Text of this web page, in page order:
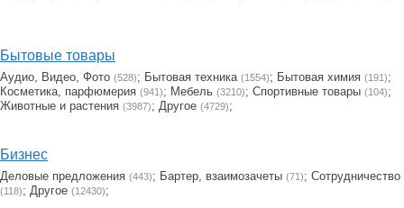
Бытовые товары
Аудио, Видео, Фото (528); Бытовая техника (1554); Бытовая химия (191);
Косметика, парфюмерия (941); Мебель (3210); Cпортивные товары (104);
Животные и растения (3987); Другое (4729);
Бизнес
Деловые предложения (443); Бартер, взаимозачеты (71); Сотрудничество
(118); Другое (12430);